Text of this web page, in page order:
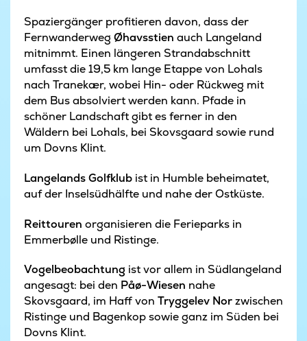
Spaziergänger profitieren davon, dass der
Fernwanderweg Øhavsstien auch Langeland
mitnimmt. Einen längeren Strandabschnitt
umfasst die 19,5 km lange Etappe von Lohals
nach Tranekær, wobei Hin- oder Rückweg mit
dem Bus absolviert werden kann. Pfade in
schöner Landschaft gibt es ferner in den
Wäldern bei Lohals, bei Skovsgaard sowie rund
um Dovns Klint.
Langelands Golfklub ist in Humble beheimatet,
auf der Inselsüdhälfte und nahe der Ostküste.
Reittouren organisieren die Ferieparks in
Emmerbølle und Ristinge.
Vogelbeobachtung ist vor allem in Südlangeland
angesagt: bei den Påø-Wiesen nahe
Skovsgaard, im Haff von Tryggelev Norzwischen
Ristinge und Bagenkop sowie ganz im Süden bei
Dovns Klint.